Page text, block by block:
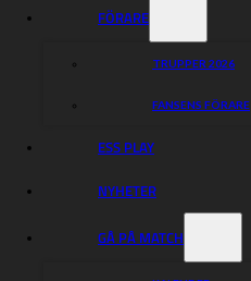
FÖRARE
TRUPPER 2026
FANSENS FÖRARE
ESS PLAY
NYHETER
GÅ PÅ MATCH